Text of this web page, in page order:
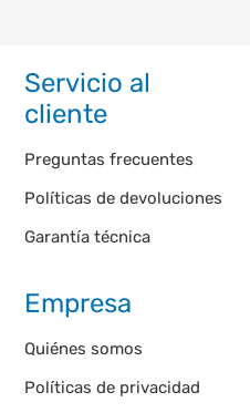
Servicio al
cliente
Preguntas frecuentes
Políticas de devoluciones
Garantía técnica
Empresa
Quiénes somos
Políticas de privacidad